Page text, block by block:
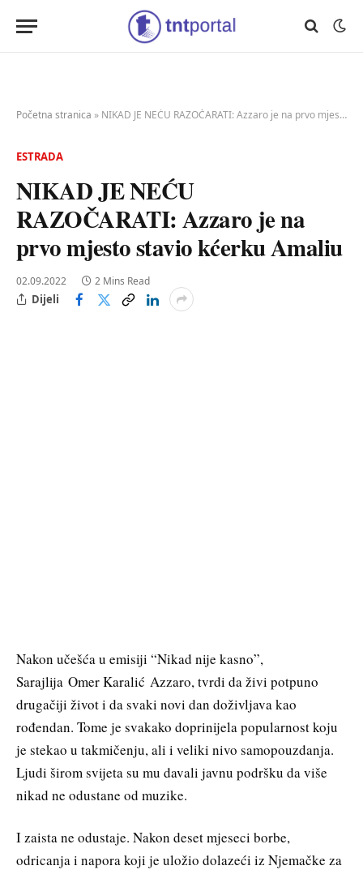
Početna stranica » NIKAD JE NEĆU RAZOČARATI: Azzaro je na prvo mjesto stavio kćerku Amaliu
ESTRADA
NIKAD JE NEĆU
RAZOČARATI: Azzaro je na
prvo mjesto stavio kćerku Amaliu
02.09.2022 2 Mins Read
Dijeli
Nakon učešća u emisiji “Nikad nije kasno”,
Sarajlija Omer Karalić Azzaro, tvrdi da živi potpuno
drugačiji život i da svaki novi dan doživljava kao
rođendan. Tome je svakako doprinijela popularnost koju
je stekao u takmičenju, ali i veliki nivo samopouzdanja.
Ljudi širom svijeta su mu davali javnu podršku da više
nikad ne odustane od muzike.
I zaista ne odustaje. Nakon deset mjeseci borbe,
odricanja i napora koji je uložio dolazeći iz Njemačke za